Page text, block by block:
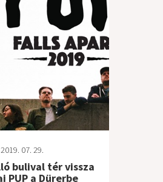
07. 29.
bulival tér vissza
PUP a Dürerbe